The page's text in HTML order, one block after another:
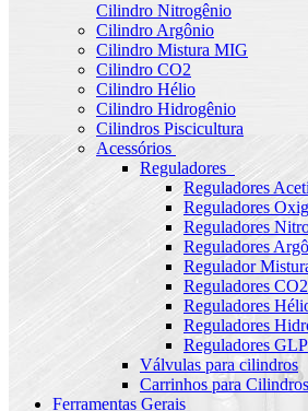
Cilindro Nitrogênio
Cilindro Argônio
Cilindro Mistura MIG
Cilindro CO2
Cilindro Hélio
Cilindro Hidrogênio
Cilindros Piscicultura
Acessórios
Reguladores
Reguladores
Reguladores
Reguladores
Reguladores
Regulador
Reguladores CO2
Reguladores
Reguladores
Reguladores GLP
Válvulas para cilindros
Carrinhos para Cilindros
Ferramentas Gerais